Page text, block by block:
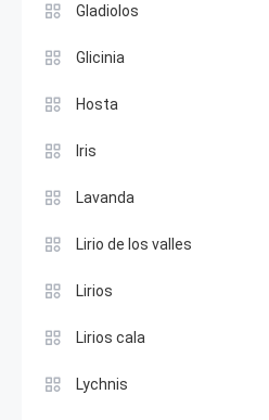
Gladiolos
Glicinia
Hosta
Iris
Lavanda
Lirio de los valles
Lirios
Lirios cala
Lychnis